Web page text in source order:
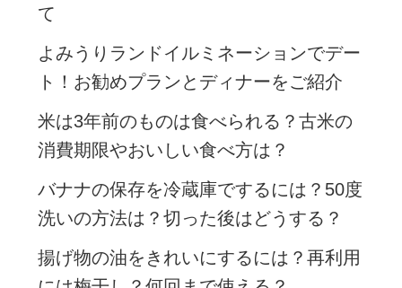
て
よみうりランドイルミネーションでデー
ト！お勧めプランとディナーをご紹介
米は3年前のものは食べられる？古米の
消費期限やおいしい食べ方は？
バナナの保存を冷蔵庫でするには？50度
洗いの方法は？切った後はどうする？
揚げ物の油をきれいにするには？再利用